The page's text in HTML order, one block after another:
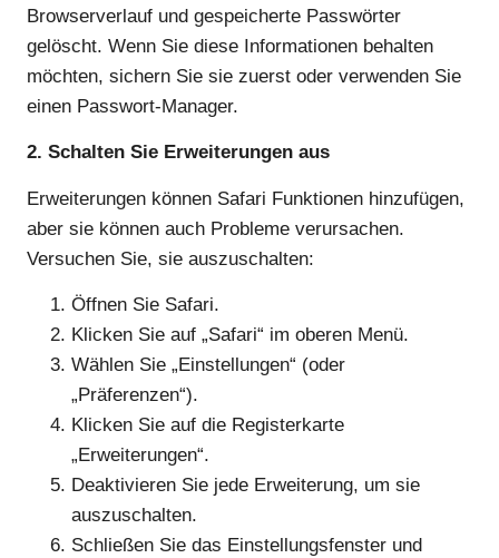
Browserverlauf und gespeicherte Passwörter
gelöscht. Wenn Sie diese Informationen behalten
möchten, sichern Sie sie zuerst oder verwenden Sie
einen Passwort-Manager.
2. Schalten Sie Erweiterungen aus
Erweiterungen können Safari Funktionen hinzufügen,
aber sie können auch Probleme verursachen.
Versuchen Sie, sie auszuschalten:
Öffnen Sie Safari.
Klicken Sie auf „Safari“ im oberen Menü.
Wählen Sie „Einstellungen“ (oder
„Präferenzen“).
Klicken Sie auf die Registerkarte
„Erweiterungen“.
Deaktivieren Sie jede Erweiterung, um sie
auszuschalten.
Schließen Sie das Einstellungsfenster und